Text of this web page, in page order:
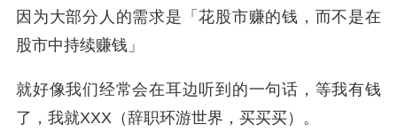
因为大部分人的需求是「花股市赚的钱，而不是在
股市中持续赚钱」
就好像我们经常会在耳边听到的一句话，等我有钱
了，我就XXX（辞职环游世界，买买买）。